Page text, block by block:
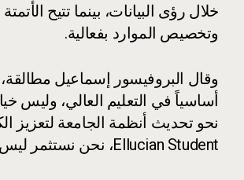
خلال رؤى البيانات، بينما تتيح
وتخصيص الموارد بفعالية.
وقال البروفيسور إسماعيل
نحو تحديث أنظمة الجامعة لتعزيز
Ellucian Student، نحن نستثمر ليس فقط في التكنولوجيا، بل في نجاح ومستقبل كل متعلم ينضم إلى الجامعة."